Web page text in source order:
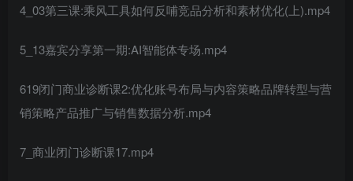
4_03第三课:乘风工具如何反哺竞品分析和素材优化(上).mp4
5_13嘉宾分享第一期:AI智能体专场.mp4
619闭门商业诊断课2:优化账号布局与内容策略品牌转型与营
销策略产品推广与销售数据分析.mp4
7_商业闭门诊断课17.mp4